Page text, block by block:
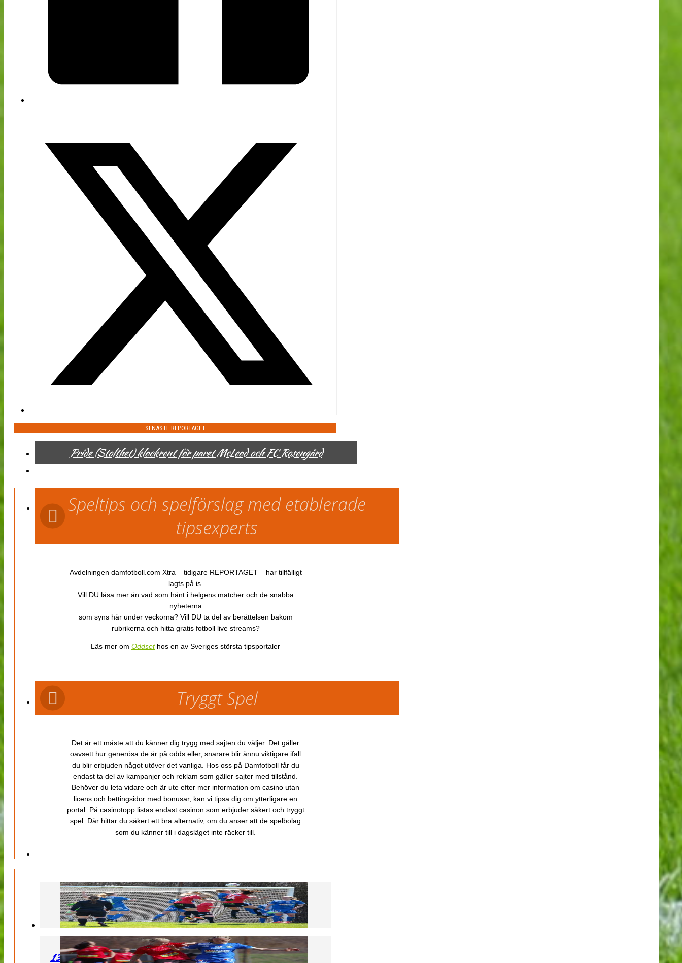
SENASTE REPORTAGET
Pride (Stolthet) klockrent för paret McLeod och FC Rosengård
Speltips och spelförslag med etablerade
tipsexperts
Avdelningen damfotboll.com Xtra – tidigare REPORTAGET – har tillfälligt
lagts på is.
Vill DU läsa mer än vad som hänt i helgens matcher och de snabba
nyheterna
som syns här under veckorna? Vill DU ta del av berättelsen bakom
rubrikerna och hitta gratis fotboll live streams?
Läs mer om Oddsethos en av Sveriges största tipsportaler
Tryggt Spel
Det är ett måste att du känner dig trygg med sajten du väljer. Det gäller
oavsett hur generösa de är på odds eller, snarare blir ännu viktigare ifall
du blir erbjuden något utöver det vanliga. Hos oss på Damfotboll får du
endast ta del av kampanjer och reklam som gäller sajter med tillstånd.
Behöver du leta vidare och är ute efter mer information om casino utan
licens och bettingsidor med bonusar, kan vi tipsa dig om ytterligare en
portal. På casinotopp listas endast casinon som erbjuder säkert och tryggt
spel. Där hittar du säkert ett bra alternativ, om du anser att de spelbolag
som du känner till i dagsläget inte räcker till.
130427 LB 07 – QBIK